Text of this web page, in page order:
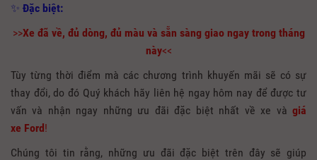
✨ Đặc biệt:
>>Xe đã về, đủ dòng, đủ màu và sẵn sàng giao ngay trong tháng
này<<
Tùy từng thời điểm mà các chương trình khuyến mãi sẽ có sự
thay đổi, do đó Quý khách hãy liên hệ ngay hôm nay để được tư
vấn và nhận ngay những ưu đãi đặc biệt nhất về xe và giá
xe Ford!
Chúng tôi tin rằng, những ưu đãi đặc biệt trên đây sẽ giúp